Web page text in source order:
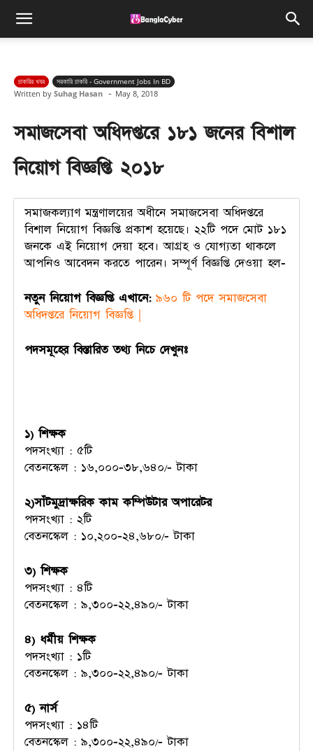
চাকরির খবর সরকারি চাকরি - Government Jobs In BD
Written by Suhag Hasan - May 8, 2018
সমাজসেবা অধিদপ্তরে ১৮১ জনের বিশাল
নিয়োগ বিজ্ঞপ্তি ২০১৮
সমাজকল্যাণ মন্ত্রণালয়ের অধীনে সমাজসেবা অধিদপ্তরে
বিশাল নিয়োগ বিজ্ঞপ্তি প্রকাশ হয়েছে। ২২টি পদে মোট ১৮১
জনকে এই নিয়োগ দেয়া হবে। আগ্রহ ও যোগ্যতা থাকলে
আপনিও আবেদন করতে পারেন। সম্পূর্ণ বিজ্ঞপ্তি দেওয়া হল-
নতুন নিয়োগ বিজ্ঞপ্তি এখানে:৯৬০ টি পদে সমাজসেবা
অধিদপ্তরে নিয়োগ বিজ্ঞপ্তি |
পদসমূহের বিস্তারিত তথ্য নিচে দেখুনঃ
১) শিক্ষক
পদসংখ্যা : ৫টি
বেতনস্কেল : ১৬,০০০-৩৮,৬৪০/- টাকা
২)সাঁটমুদ্রাক্ষরিক কাম কম্পিউটার অপারেটর
পদসংখ্যা : ২টি
বেতনস্কেল : ১০,২০০-২৪,৬৮০/- টাকা
৩) শিক্ষক
পদসংখ্যা : ৪টি
বেতনস্কেল : ৯,৩০০-২২,৪৯০/- টাকা
৪) ধর্মীয় শিক্ষক
পদসংখ্যা : ১টি
বেতনস্কেল : ৯,৩০০-২২,৪৯০/- টাকা
৫) নার্স
পদসংখ্যা : ১৪টি
বেতনস্কেল : ৯,৩০০-২২,৪৯০/- টাকা